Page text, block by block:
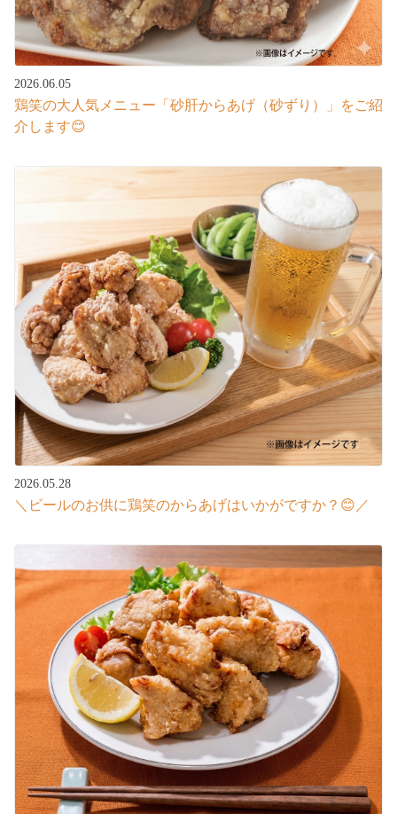
2026.06.05
鶏笑の大人気メニュー「砂肝からあげ（砂ずり）」をご紹
介します😊
2026.05.28
＼ビールのお供に鶏笑のからあげはいかがですか？😊／